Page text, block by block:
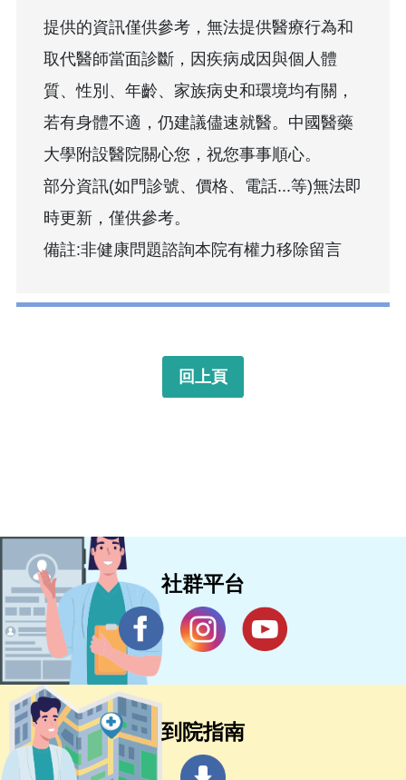
提供的資訊僅供參考，無法提供醫療行為和
取代醫師當面診斷，因疾病成因與個人體
質、性別、年齡、家族病史和環境均有關，
若有身體不適，仍建議儘速就醫。中國醫藥
大學附設醫院關心您，祝您事事順心。
部分資訊(如門診號、價格、電話...等)無法即
時更新，僅供參考。
備註:非健康問題諮詢本院有權力移除留言
回上頁
社群平台
到院指南